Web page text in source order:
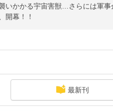
いかかる宇宙害獣…さらには軍
開幕！！
最新刊